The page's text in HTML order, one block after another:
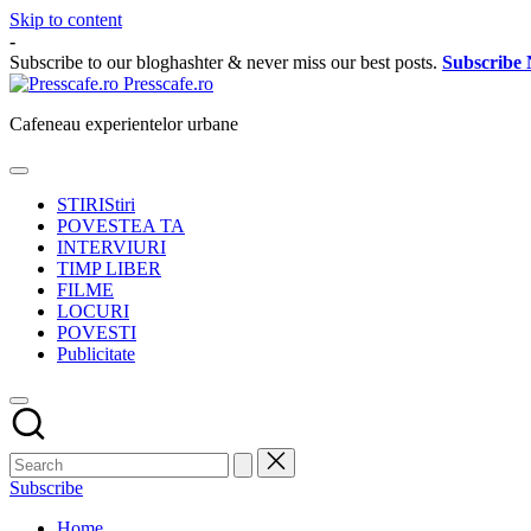
Skip to content
-
Subscribe to our bloghashter & never miss our best posts. Subscribe
Presscafe.ro
Cafeneau experientelor urbane
STIRIStiri
POVESTEA TA
INTERVIURI
TIMP LIBER
FILME
LOCURI
POVESTI
Publicitate
Subscribe